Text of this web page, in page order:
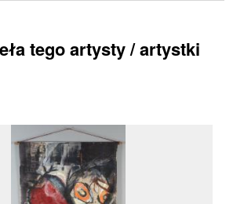
tego artysty / artystki